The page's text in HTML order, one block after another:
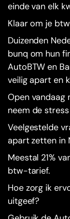
einde van elk
Klaar om je
Duizenden
bunq om hun
AutoBTW en
veilig apart en
Open vandaag
neem de
Veelgestelde
apart zetten in
Meestal 21%
btw-tarief.
Hoe zorg ik
uitgeef?